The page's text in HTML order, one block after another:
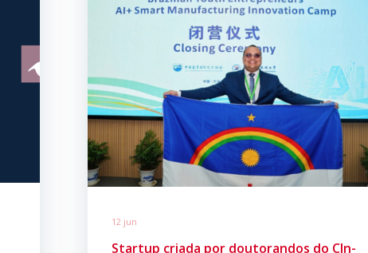
12 jun
Startup criada por doutorandos do CIn-